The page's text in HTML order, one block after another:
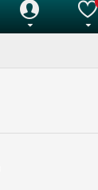
Հաշիվ Իմ